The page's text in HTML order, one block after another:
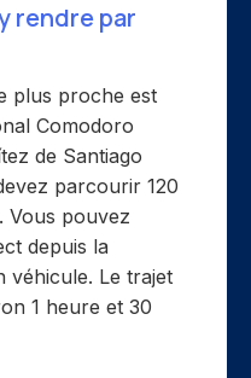
rendre par
plus proche est
Comodoro
de Santiago
parcourir 120
Vous pouvez
depuis la
véhicule. Le trajet
1 heure et 30